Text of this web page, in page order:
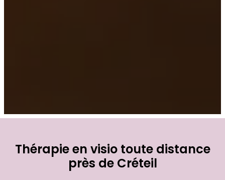
Thérapie en visio toute distance
près de Créteil